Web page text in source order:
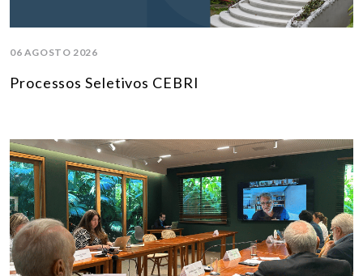
06 AGOSTO 2026
Processos Seletivos CEBRI